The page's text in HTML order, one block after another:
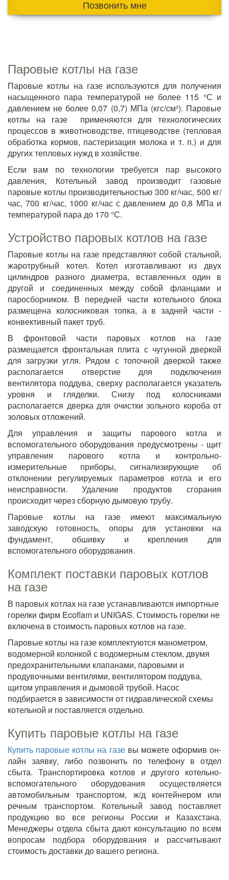
Позвонить мне
Паровые котлы на газе
Паровые котлы на газе используются для получения
насыщенного пара температурой не более 115 °С и
давлением не более 0,07 (0,7) МПа (кгс/cм²). Паровые
котлы на газе применяются для технологических
процессов в животноводстве, птицеводстве (тепловая
обработка кормов, пастеризация молока и т. п.) и для
других тепловых нужд в хозяйстве.
Если вам по технологии требуется пар высокого
давления, Котельный завод производит газовые
паровые котлы производительностью 300 кг/час, 500 кг/
час, 700 кг/час, 1000 кг/час с давлением до 0,8 МПа и
температурой пара до 170 °С.
Устройство паровых котлов на газе
Паровые котлы на газе представляют собой стальной,
жаротрубный котел. Котел изготавливают из двух
цилиндров разного диаметра, вставленных один в
другой и соединенных между собой фланцами и
паросборником. В передней части котельного блока
размещена колосниковая топка, а в задней части -
конвективный пакет труб.
В фронтовой части паровых котлов на газе
размещается фронтальная плита с чугунной дверкой
для загрузки угля. Рядом с топочной дверкой также
располагается отверстие для подключения
вентилятора поддува, сверху располагается указатель
уровня и гляделки. Снизу под колосниками
располагается дверка для очистки зольного короба от
золовых отложений.
Для управления и защиты парового котла и
вспомогательного оборудования предусмотрены - щит
управления парового котла и контрольно-
измерительные приборы, сигнализирующие об
отклонении регулируемых параметров котла и его
неисправности. Удаление продуктов сгорания
происходит через сборную дымовую трубу.
Паровые котлы на газе имеют максимальную
заводскую готовность, опоры для установки на
фундамент, обшивку и крепления для
вспомогательного оборудования.
Комплект поставки паровых котлов
на газе
В паровых котлах на газе устанавливаются импортные
горелки фирм Ecoflam и UNIGAS. Стоимость горелки не
включена в стоимость паровых котлов на газе.
Паровые котлы на газе комплектуются манометром,
водомерной колонкой с водомерным стеклом, двумя
предохранительными клапанами, паровыми и
продувочными вентилями, вентилятором поддува,
щитом управления и дымовой трубой. Насос
подбирается в зависимости от гидравлической схемы
котельной и поставляется отдельно.
Купить паровые котлы на газе
Купить паровые котлы на газевы можете оформив он-
лайн заявку, либо позвонить по телефону в отдел
сбыта. Транспортировка котлов и другого котельно-
вспомогательного оборудования осуществляется
автомобильным транспортом, ж/д контейнером или
речным транспортом. Котельный завод поставляет
продукцию во все регионы России и Казахстана.
Менеджеры отдела сбыта дают консультацию по всем
вопросам подбора оборудования и рассчитывают
стоимость доставки до вашего региона.